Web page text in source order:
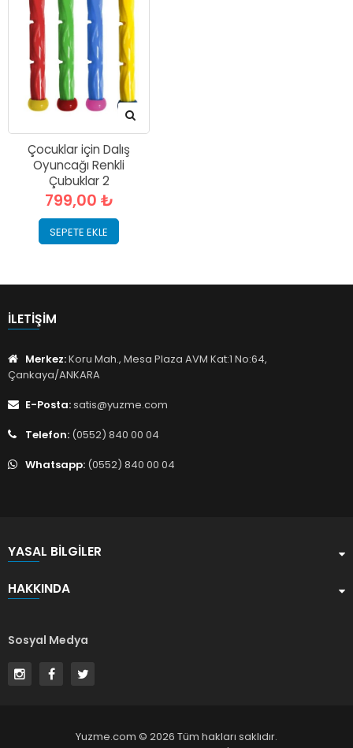
Çocuklar için Dalış
Oyuncağı Renkli
Çubuklar 2
799,00 ₺
SEPETE EKLE
İLETIŞIM
Merkez:Koru Mah., Mesa Plaza AVM Kat:1 No:64,
Çankaya/ANKARA
E-Posta:satis@yuzme.com
Telefon: (0552) 840 00 04
Whatsapp: (0552) 840 00 04
YASAL BILGILER
HAKKINDA
Sosyal Medya
Yuzme.com © 2026 Tüm hakları saklıdır.